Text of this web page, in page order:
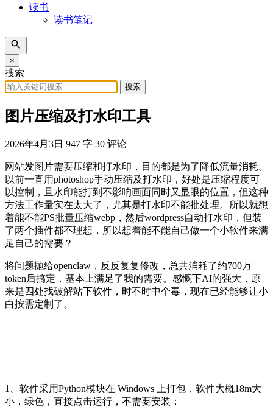
读书
读书笔记
×
搜索
搜索
图片压缩及打水印工具
2026年4月3日 947 字 30 评论
网站发图片需要压缩和打水印，目的都是为了降低流量消耗。
以前一直用photoshop手动压缩及打水印，好处是压缩程度可
以控制，且水印能打到不影响画面同时又显眼的位置，但这种
方法工作量实在太大了，尤其是打水印不能批处理。所以就想
着能不能PS批量压缩webp，然后wordpress自动打水印，但装
了两个插件都不理想，所以想着能不能自己做一个小软件来满
足自己的需要？
将问题抛给openclaw，反反复复修改，总共消耗了约700万
token后搞定，基本上满足了我的需要。感慨下AI的强大，原
来是四处找破解站下软件，时不时中个毒，现在已经能够让小
白按需定制了。
1、软件采用Python模块在 Windows 上打包，软件大概18m大
小，绿色，直接点击运行，不需要安装；